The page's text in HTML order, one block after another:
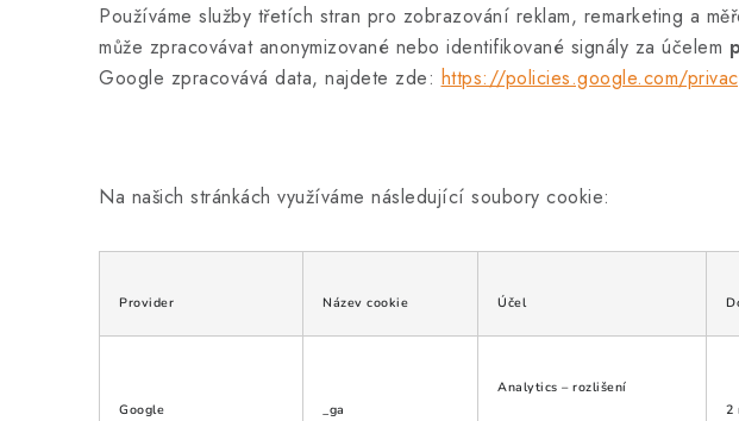
Používáme služby třetích stran pro zobrazování reklam, remarketing a
může zpracovávat anonymizované nebo identifikované signály za účelem
Google zpracovává data, najdete zde: https://policies.google.com/
Na našich stránkách využíváme následující soubory cookie:
Provider Název cookie Účel
Google _ga
Analytics – rozlišení
2